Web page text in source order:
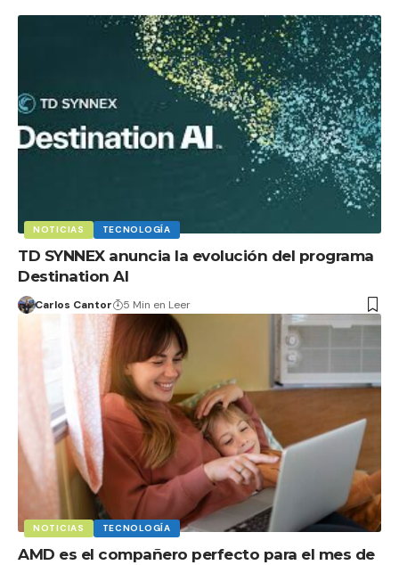
NOTICIAS TECNOLOGÍA
TD SYNNEX anuncia la evolución del programa
Destination AI
Carlos Cantor 5 Min en Leer
NOTICIAS TECNOLOGÍA
AMD es el compañero perfecto para el mes de